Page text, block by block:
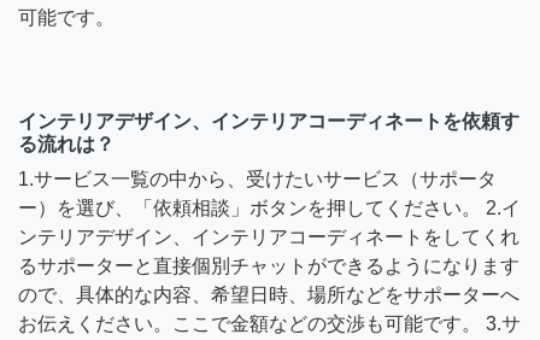
可能です。
インテリアデザイン、インテリアコーディネートを依頼す
る流れは？
1.サービス一覧の中から、受けたいサービス（サポータ
ー）を選び、「依頼相談」ボタンを押してください。 2.イ
ンテリアデザイン、インテリアコーディネートをしてくれ
るサポーターと直接個別チャットができるようになります
ので、具体的な内容、希望日時、場所などをサポーターへ
お伝えください。ここで金額などの交渉も可能です。 3.サ